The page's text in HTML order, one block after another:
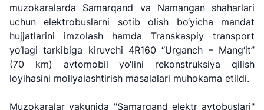
"Uzbekistan
Airways" AJ
Ishonch telefon
"O'zbekiston
temir yo'llari"
"Uzbekistan
Airports" AJ
Ishonch telefon
muzokaralarda Samarqand va Namangan shaharlari
uchun elektrobuslarni sotib olish bo‘yicha mandat
hujjatlarini imzolash hamda Transkaspiy transport
yo‘lagi tarkibiga kiruvchi 4R160 “Urganch – Mang‘it”
(70 km) avtomobil yo‘lini rekonstruksiya qilish
loyihasini moliyalashtirish masalalari muhokama etildi.
Muzokaralar yakunida "Samarqand elektr avtobuslari"